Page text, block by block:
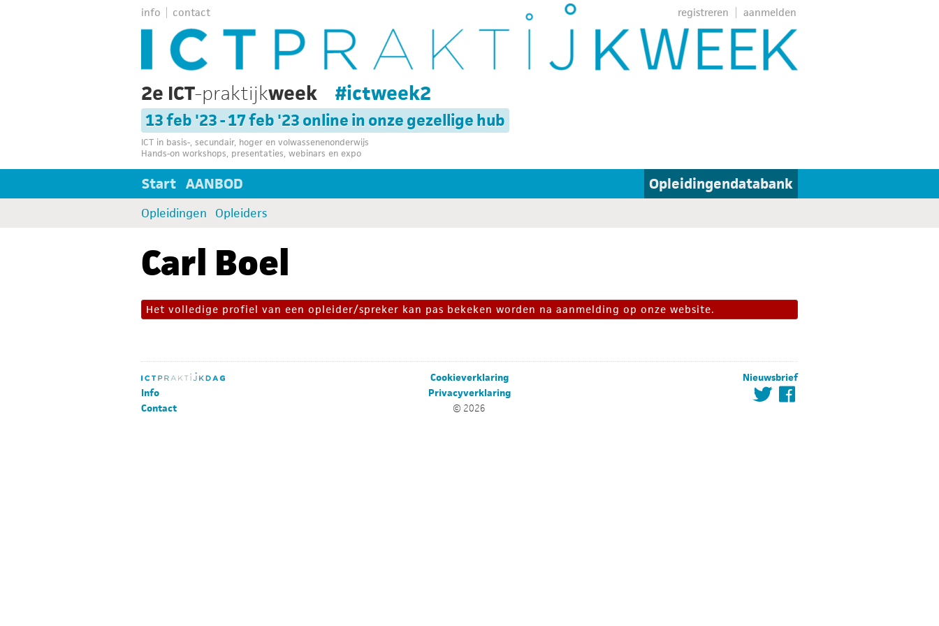
info contact aanmelden
registreren
2e ICT-praktijkweek #ictweek2
13 feb '23 - 17 feb '23 online in onze gezellige hub
ICT in basis-, secundair, hoger en volwassenenonderwijs
Hands-on workshops, presentaties, webinars en expo
Start AANBOD Opleidingendatabank
Opleidingen Opleiders
Carl Boel
Het volledige profiel van een opleider/spreker kan pas bekeken worden na aanmelding op onze website.
Info
Contact
Cookieverklaring
Privacyverklaring
© 2026
Nieuwsbrief